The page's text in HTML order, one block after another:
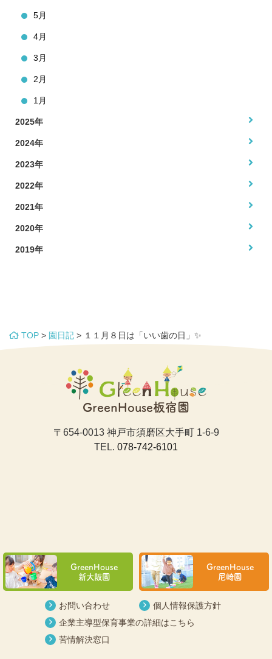
5月
4月
3月
2月
1月
2025年
2024年
2023年
2022年
2021年
2020年
2019年
TOP > 園日記 > １１月８日は「いい歯の日」✨
GreenHouse板宿園
〒654-0013 神戸市須磨区大手町 1-6-9
TEL. 078-742-6101
GreenHouse
新大阪園
GreenHouse
尼崎園
お問い合わせ
個人情報保護方針
企業主導型保育事業の詳細はこちら
苦情解決窓口